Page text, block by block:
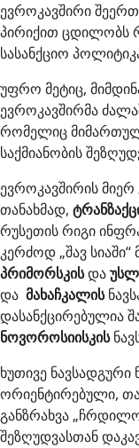
ევროკავშირი
პირიქით ცდილობს
სასანქციო
უფრო მეტიც,
ევროკავშირმა
რომელიც
საქმიანობის
ევროკავშირის
თანახმად,
რუსეთის რიგი
კერძოდ „შავ
პრიმორსკისდა
და მახაჩკალის
დასანქცირებულია
ნოვოროსიისკის
ხუთივე ნავსადგური
ორიენტირებული,
განზრახვა
შეზღუდვასთან